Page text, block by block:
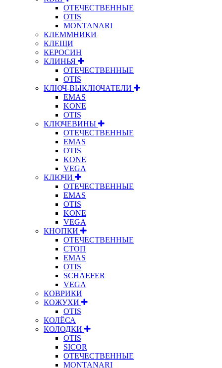
ОТЕЧЕСТВЕННЫЕ
OTIS
MONTANARI
КЛЕММНИКИ
КЛЕЩИ
КЕРОСИН
КЛИНЬЯ
ОТЕЧЕСТВЕННЫЕ
OTIS
КЛЮЧ-ВЫКЛЮЧАТЕЛИ
EMAS
KONE
OTIS
КЛЮЧЕВИНЫ
ОТЕЧЕСТВЕННЫЕ
EMAS
OTIS
KONE
VEGA
КЛЮЧИ
ОТЕЧЕСТВЕННЫЕ
EMAS
OTIS
KONE
VEGA
КНОПКИ
ОТЕЧЕСТВЕННЫЕ
СТОП
EMAS
OTIS
SCHAEFER
VEGA
КОВРИКИ
КОЖУХИ
OTIS
КОЛЁСА
КОЛОДКИ
OTIS
SICOR
ОТЕЧЕСТВЕННЫЕ
MONTANARI